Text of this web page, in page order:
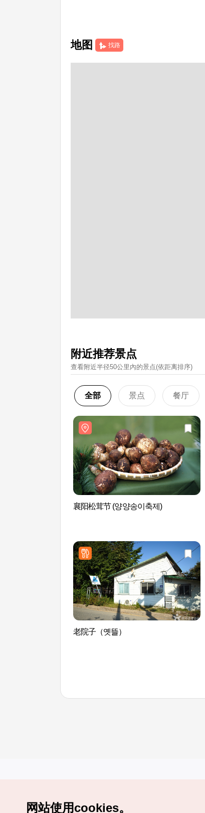
地图 找路
附近推荐景点
查看附近半径50公里內的景点(依距离排序)
全部 景点 餐厅
襄阳松茸节 (양양송이축제)
老院子（옛뜰）
网站使用cookies。